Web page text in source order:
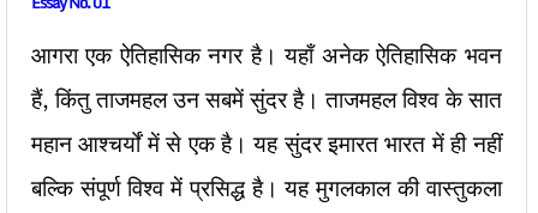
आगरा एक ऐतिहासिक नगर है। यहाँ अनेक ऐतिहासिक भवन
हैं, किंतु ताजमहल उन सबमें सुंदर है। ताजमहल विश्व के सात
महान आश्चर्यों में से एक है। यह सुंदर इमारत भारत में ही नहीं
बल्कि संपूर्ण विश्व में प्रसिद्ध है। यह मुगलकाल की वास्तुकला